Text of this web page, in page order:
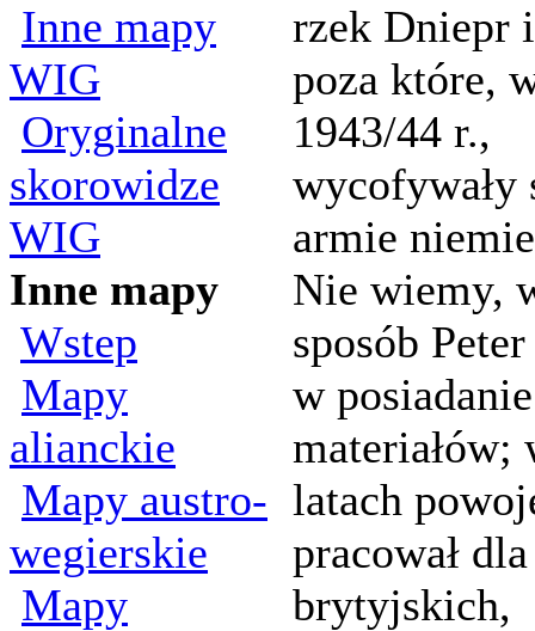
Inne mapy
WIG
Oryginalne
skorowidze
WIG
Inne mapy
Wstep
Mapy
alianckie
Mapy austro-
wegierskie
Mapy
rzek Dniepr
poza które,
1943/44 r.,
wycofywały
armie
Nie wiemy,
sposób Peter
w
materiałów;
latach
pracował dla
brytyjskich,